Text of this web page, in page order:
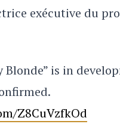
exécutive du
is in
Z8CuVzfkOd